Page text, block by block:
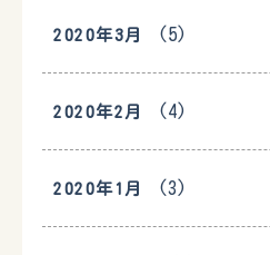
2020年3月 (5)
2020年2月 (4)
2020年1月 (3)